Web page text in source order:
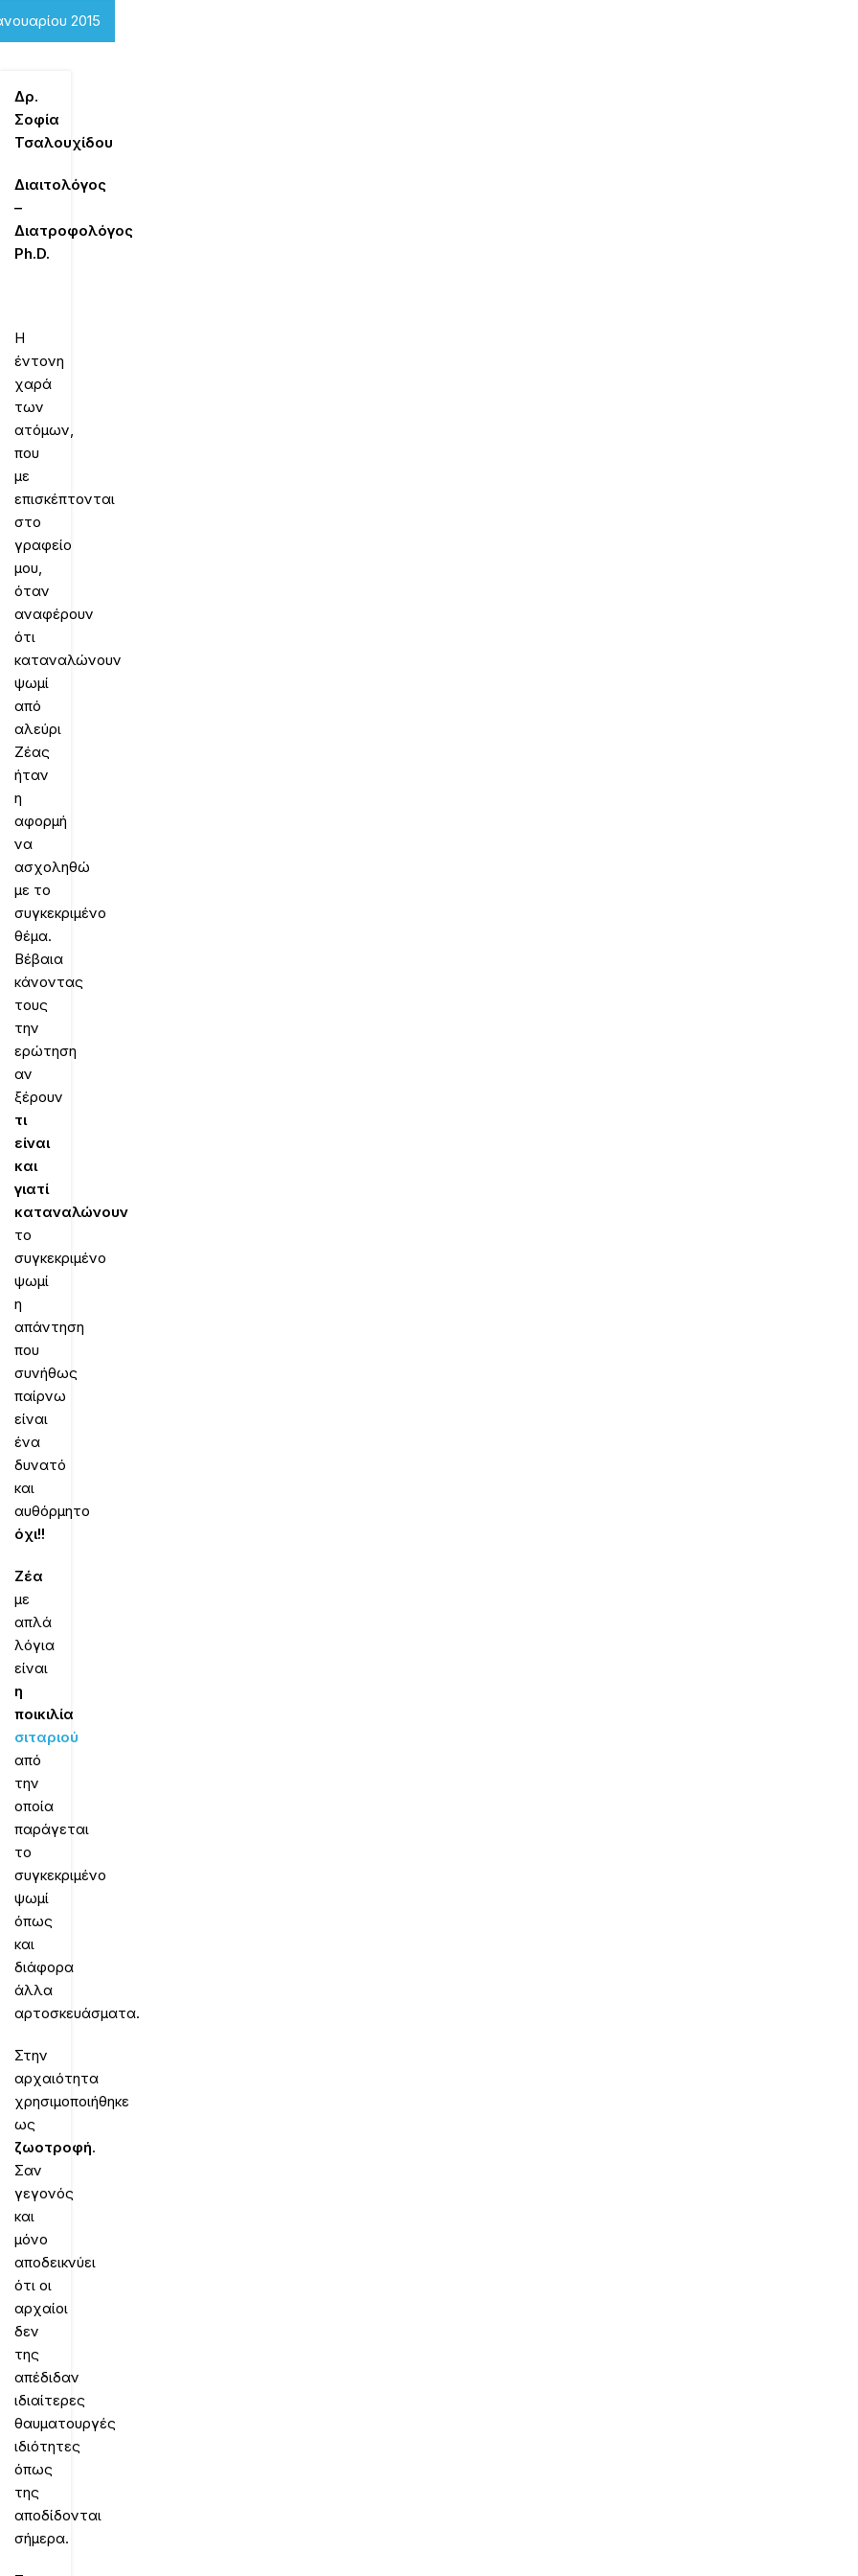
2015
Δρ.
Σοφία
Τσαλουχίδου
Διαιτολόγος
–
Διατροφολόγος
Ph.D.
Η
έντονη
χαρά
των
ατόμων,
που
με
επισκέπτονται
στο
γραφείο
μου,
όταν
αναφέρουν
ότι
καταναλώνουν
ψωμί
από
αλεύρι
Ζέας
ήταν
η
αφορμή
να
ασχοληθώ
με το
συγκεκριμένο
θέμα.
Βέβαια
κάνοντας
τους
την
ερώτηση
αν
ξέρουν
τι
είναι
και
γιατί
καταναλώνουν
το
συγκεκριμένο
ψωμί
η
απάντηση
που
συνήθως
παίρνω
είναι
ένα
δυνατό
και
αυθόρμητο
όχι!!
Ζέα
με
απλά
λόγια
είναι
η
ποικιλία
σιταριού
από
την
οποία
παράγεται
το
συγκεκριμένο
ψωμί
όπως
και
διάφορα
άλλα
αρτοσκευάσματα.
Στην
αρχαιότητα
χρησιμοποιήθηκε
ως
ζωοτροφή.
Σαν
γεγονός
και
μόνο
αποδεικνύει
ότι οι
αρχαίοι
δεν
της
απέδιδαν
ιδιαίτερες
θαυματουργές
ιδιότητες
όπως
της
αποδίδονται
σήμερα.